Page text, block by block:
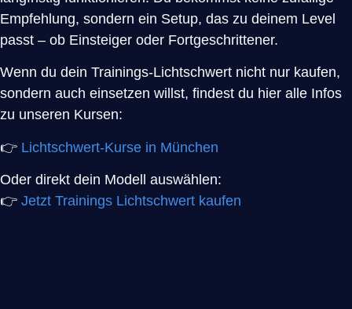
Empfehlung, sondern ein Setup, das zu deinem Level
passt – ob Einsteiger oder Fortgeschrittener.
Wenn du dein Trainings-Lichtschwert nicht nur kaufen,
sondern auch einsetzen willst, findest du hier alle Infos
zu unseren Kursen:
👉 Lichtschwert-Kurse in München
Oder direkt dein Modell auswählen:
👉 Jetzt Trainings Lichtschwert kaufen